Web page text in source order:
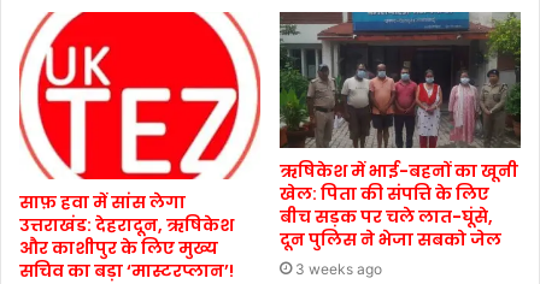
साफ़ हवा में सांस लेगा
उत्तराखंड: देहरादून, ऋषिकेश
और काशीपुर के लिए मुख्य
सचिव का बड़ा ‘मास्टरप्लान’!
ऋषिकेश में भाई-बहनों का खूनी
खेल: पिता की संपत्ति के लिए
बीच सड़क पर चले लात-घूंसे,
दून पुलिस ने भेजा सबको जेल
3 weeks ago